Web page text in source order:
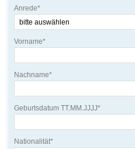
Anrede*
Vorname*
Nachname*
Geburtsdatum TT.MM.JJJJ*
Nationalität*